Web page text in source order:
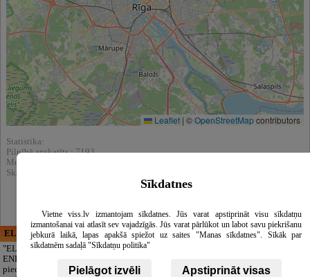
Leaflet | ©OpenStreetMapcontributors
Statistika:
Pilnībā apskatīts : 7193
Meklēšnas rezultātos parādīts : 51238
Skatīt arī katalogā :
ELECTRIC ENERGY
"ELECTRIC
ENERGY Kandava"
piedāvā pilna
CĒSU APBEDĪŠANAS
bez liekām raizēm.
Sīkdatnes
Vietne viss.lv izmantojam sīkdatnes. Jūs varat apstiprināt visu sīkdatņu
izmantošanai vai atlasīt sev vajadzīgās. Jūs varat pārlūkot un labot savu piekrišanu
jebkurā laikā, lapas apakšā spiežot uz saites "Manas sīkdatnes". Sīkāk par
sīkdatnēm sadaļā "Sīkdatņu politika"
Pielāgot izvēli Apstiprināt visas